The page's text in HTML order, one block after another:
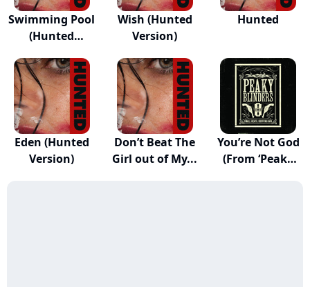
Swimming Pool
(Hunted
Wish (Hunted
Version)
Hunted
Eden (Hunted
Version)
Don’t Beat The
Girl out of My...
You’re Not God
(From ‘Peaky